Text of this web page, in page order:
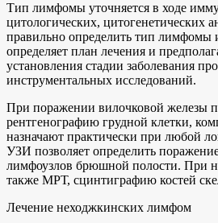
Тип лимфомы уточняется в ходе
цитологических, цитогенетических
правильно определить тип лимфомы
определяет план лечения и
установления стадии заболевания
инструментальных исследований.
При поражении вилочковой железы
рентгенографию грудной клетки,
назначают практически при любой
УЗИ позволяет определить
лимфоузлов брюшной полости. При
также МРТ, сцинтиграфию костей
Лечение неходжкинских лимфом